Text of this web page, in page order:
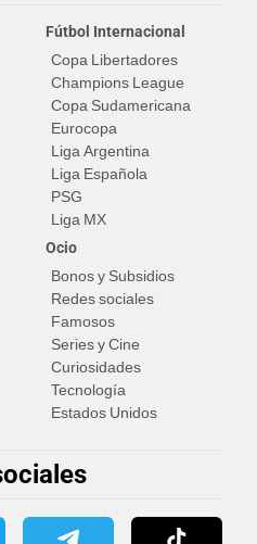
Fútbol Internacional
Copa Libertadores
Champions League
Copa Sudamericana
Eurocopa
Liga Argentina
Liga Española
PSG
Liga MX
Ocio
Bonos y Subsidios
Redes sociales
Famosos
Series y Cine
Curiosidades
Tecnología
Estados Unidos